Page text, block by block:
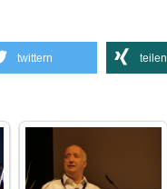
twittern teilen